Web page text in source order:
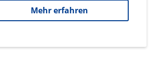
Mehr erfahren